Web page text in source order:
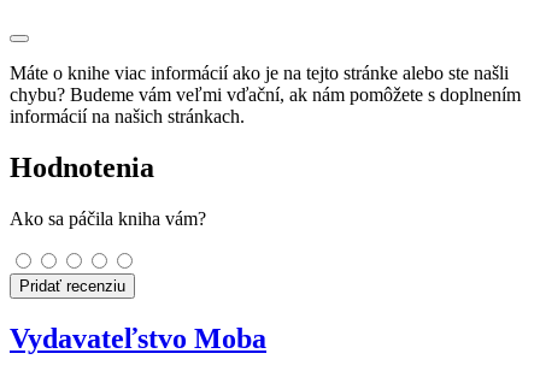
Máte o knihe viac informácií ako je na tejto stránke alebo ste našli
chybu? Budeme vám veľmi vďační, ak nám pomôžete s doplnením
informácií na našich stránkach.
Hodnotenia
Ako sa páčila kniha vám?
Pridať recenziu
Vydavateľstvo Moba